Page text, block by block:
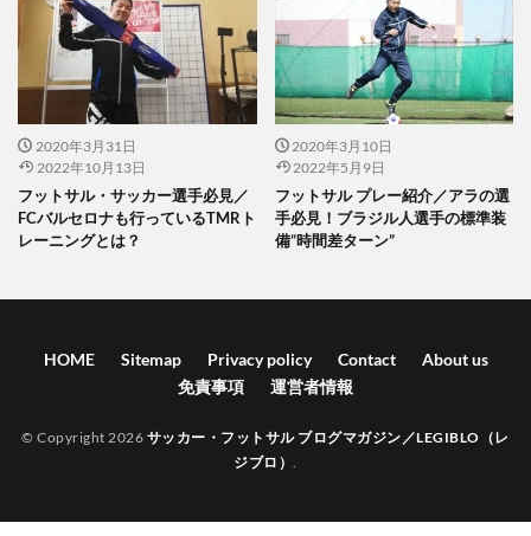
2020年3月31日
2022年10月13日
フットサル・サッカー選手必見／
FCバルセロナも行っているTMRト
レーニングとは？
2020年3月10日
2022年5月9日
フットサル プレー紹介／アラの選
手必見！ブラジル人選手の標準装
備”時間差ターン”
HOME Sitemap Privacy policy Contact
About us
免責事項
運営者情報
© Copyright 2026 サッカー・フットサル ブログマガジン／LEGIBLO（レ
ジブロ）